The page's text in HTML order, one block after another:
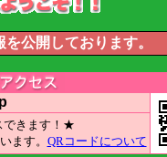
公開しております。
できます！★
ます。 QRコードについて